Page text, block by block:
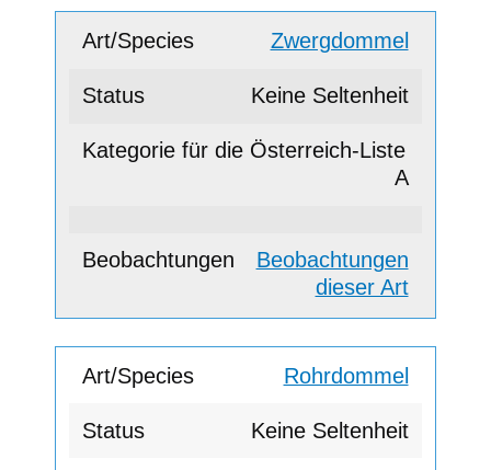
Zwergdommel
Keine Seltenheit
A
Beobachtungen
dieser Art
Rohrdommel
Keine Seltenheit